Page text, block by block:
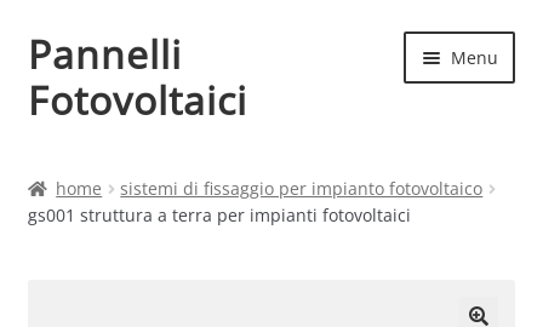
Vai
alla
navigazione
Vai
al
contenuto
Pannelli
Fotovoltaici
Menu
Cart
home
sistemi di fissaggio per impianto fotovoltaico
gs001 struttura a terra per impianti fotovoltaici